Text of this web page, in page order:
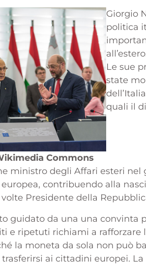
Commons
Giorgio
politica
Le sue
state
quali il
ministro degli Affari esteri
contribuendo alla
Presidente della
guidato da una una convinta
e ripetuti richiami a rafforzare
la moneta da sola non può
ai cittadini europei.